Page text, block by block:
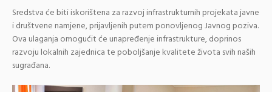
Sredstva će biti iskorištena za razvoj infrastrukturnih projekata javne
i društvene namjene, prijavljenih putem ponovljenog Javnog poziva.
Ova ulaganja omogućit će unapređenje infrastrukture, doprinos
razvoju lokalnih zajednica te poboljšanje kvalitete života svih naših
sugrađana.